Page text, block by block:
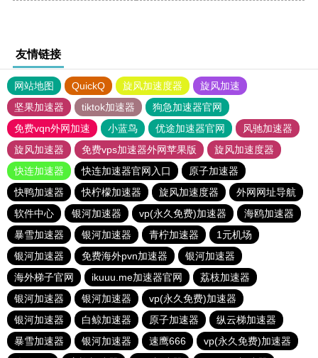
友情链接
网站地图 QuickQ 旋风加速度器
旋风加速
坚果加速器
tiktok加速器
狗急加速器官网
免费vqn外网加速
小蓝鸟 优途加速器官网
风驰加速器
旋风加速器
免费vps加速器外网苹果版
旋风加速度器
快连加速器
快连加速器官网入口
原子加速器
快鸭加速器
快柠檬加速器 旋风加速度器
外网网址导航
软件中心
银河加速器 vp(永久免费)加速器
海鸥加速器
暴雪加速器
银河加速器 青柠加速器
1元机场
银河加速器
免费海外pvn加速器
银河加速器
海外梯子官网
ikuuu.me加速器官网
荔枝加速器
银河加速器
银河加速器
vp(永久免费)加速器
银河加速器
白鲸加速器 原子加速器
纵云梯加速器
暴雪加速器
银河加速器 速鹰666
vp(永久免费)加速器